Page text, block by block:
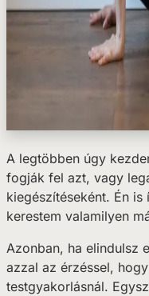
A legtöbben úgy
fogják fel azt, vagy
kiegészítéseként. Én
kerestem valamilyen
Azonban, ha elindulsz
azzal az érzéssel,
testgyakorlásnál.